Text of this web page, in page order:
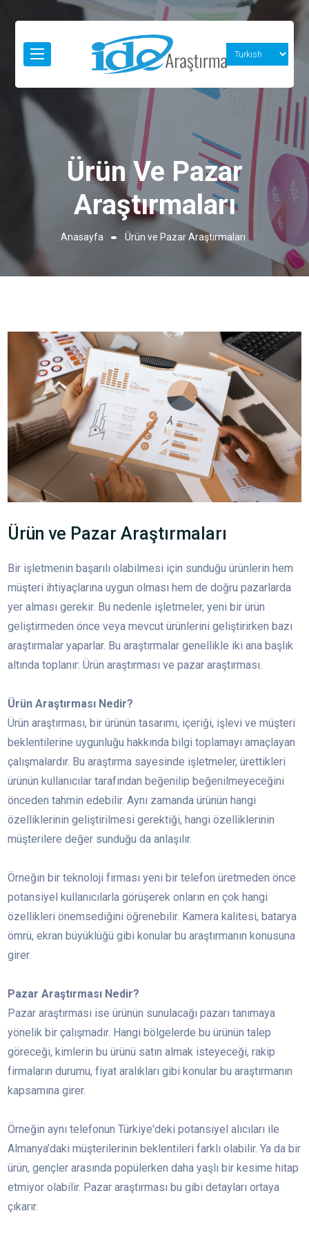
Ürün Ve Pazar
Araştırmaları
Anasayfa Ürün ve Pazar Araştırmaları
Ürün ve Pazar Araştırmaları
Bir işletmenin başarılı olabilmesi için sunduğu ürünlerin hem
müşteri ihtiyaçlarına uygun olması hem de doğru pazarlarda
yer alması gerekir. Bu nedenle işletmeler, yeni bir ürün
geliştirmeden önce veya mevcut ürünlerini geliştirirken bazı
araştırmalar yaparlar. Bu araştırmalar genellikle iki ana başlık
altında toplanır: Ürün araştırması ve pazar araştırması.
Ürün Araştırması Nedir?
Ürün araştırması, bir ürünün tasarımı, içeriği, işlevi ve müşteri
beklentilerine uygunluğu hakkında bilgi toplamayı amaçlayan
çalışmalardır. Bu araştırma sayesinde işletmeler, ürettikleri
ürünün kullanıcılar tarafından beğenilip beğenilmeyeceğini
önceden tahmin edebilir. Aynı zamanda ürünün hangi
özelliklerinin geliştirilmesi gerektiği, hangi özelliklerinin
müşterilere değer sunduğu da anlaşılır.
Örneğin bir teknoloji firması yeni bir telefon üretmeden önce
potansiyel kullanıcılarla görüşerek onların en çok hangi
özellikleri önemsediğini öğrenebilir. Kamera kalitesi, batarya
ömrü, ekran büyüklüğü gibi konular bu araştırmanın konusuna
girer.
Pazar Araştırması Nedir?
Pazar araştırması ise ürünün sunulacağı pazarı tanımaya
yönelik bir çalışmadır. Hangi bölgelerde bu ürünün talep
göreceği, kimlerin bu ürünü satın almak isteyeceği, rakip
firmaların durumu, fiyat aralıkları gibi konular bu araştırmanın
kapsamına girer.
Örneğin aynı telefonun Türkiye'deki potansiyel alıcıları ile
Almanya’daki müşterilerinin beklentileri farklı olabilir. Ya da bir
ürün, gençler arasında popülerken daha yaşlı bir kesime hitap
etmiyor olabilir. Pazar araştırması bu gibi detayları ortaya
çıkarır.